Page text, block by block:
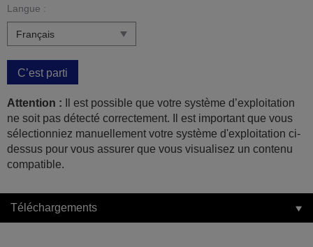
Langue :
C’est parti
Attention : Il est possible que votre système d’exploitation
ne soit pas détecté correctement. Il est important que vous
sélectionniez manuellement votre système d'exploitation ci-
dessus pour vous assurer que vous visualisez un contenu
compatible.
Téléchargements